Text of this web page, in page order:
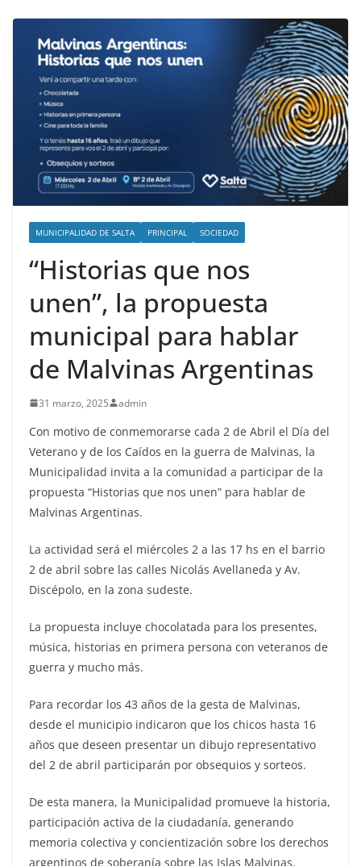
MUNICIPALIDAD DE SALTA PRINCIPAL SOCIEDAD
“Historias que nos
unen”, la propuesta
municipal para hablar
de Malvinas Argentinas
31 marzo, 2025 admin
Con motivo de conmemorarse cada 2 de Abril el Día del
Veterano y de los Caídos en la guerra de Malvinas, la
Municipalidad invita a la comunidad a participar de la
propuesta “Historias que nos unen” para hablar de
Malvinas Argentinas.
La actividad será el miércoles 2 a las 17 hs en el barrio
2 de abril sobre las calles Nicolás Avellaneda y Av.
Discépolo, en la zona sudeste.
La propuesta incluye chocolatada para los presentes,
música, historias en primera persona con veteranos de
guerra y mucho más.
Para recordar los 43 años de la gesta de Malvinas,
desde el municipio indicaron que los chicos hasta 16
años que deseen presentar un dibujo representativo
del 2 de abril participarán por obsequios y sorteos.
De esta manera, la Municipalidad promueve la historia,
participación activa de la ciudadanía, generando
memoria colectiva y concientización sobre los derechos
argentinos de soberanía sobre las Islas Malvinas.